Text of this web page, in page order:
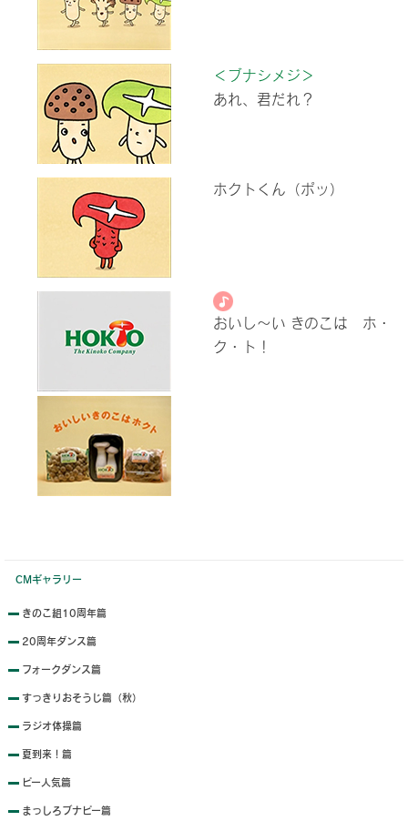
＜ブナシメジ＞
あれ、君だれ？
ホクトくん（ポッ）
おいし～い きのこは ホ・
ク・ト！
CMギャラリー
きのこ組10周年篇
20周年ダンス篇
フォークダンス篇
すっきりおそうじ篇（秋）
ラジオ体操篇
夏到来！篇
ピー人気篇
まっしろブナピー篇